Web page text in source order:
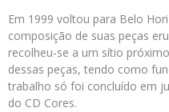
Em 1999 voltou para Belo
composição de suas peças
recolheu-se a um sítio
dessas peças, tendo como
trabalho só foi concluído em
do CD Cores.